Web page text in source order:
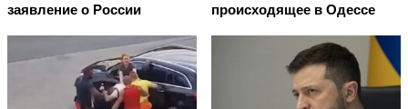
заявление о России
происходящее в Одессе